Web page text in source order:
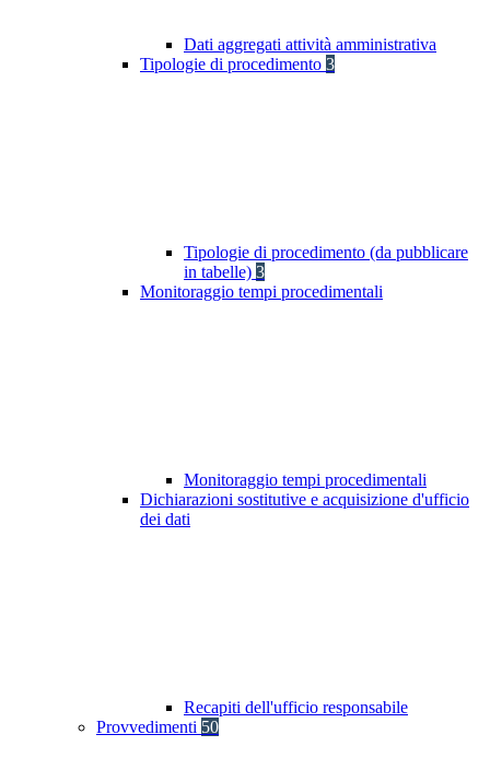
Dati aggregati attività amministrativa
Tipologie di procedimento 3
Tipologie di procedimento (da pubblicare
in tabelle) 3
Monitoraggio tempi procedimentali
Monitoraggio tempi procedimentali
Dichiarazioni sostitutive e acquisizione d'ufficio
dei dati
Recapiti dell'ufficio responsabile
Provvedimenti 50